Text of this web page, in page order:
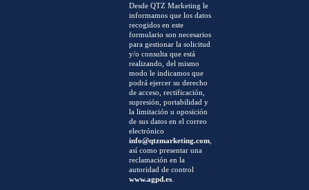
Desde QTZ Marketing le
informamos que los datos
recogidos en este
formulario son necesarios
para gestionar la solicitud
y/o consulta que está
realizando, del mismo
modo le indicamos que
podrá ejercer su derecho
de acceso, rectificación,
supresión, portabilidad y
la limitación u oposición
de sus datos en el correo
electrónico
info@qtzmarketing.com,
así como presentar una
reclamación en la
autoridad de control
www.agpd.es.